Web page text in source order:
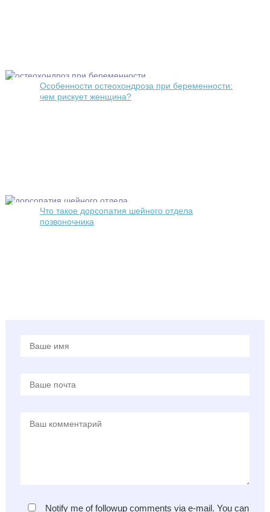
Особенности остеохондроза при беременности:
чем рискует женщина?
Что такое дорсопатия шейного отдела
позвоночника
Notify me of followup comments via e-mail. You can